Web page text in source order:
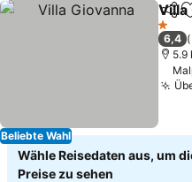
Beliebte Wahl
Villa
1
6,4
5.9
Wähle Reisedaten aus, um
Preise zu sehen